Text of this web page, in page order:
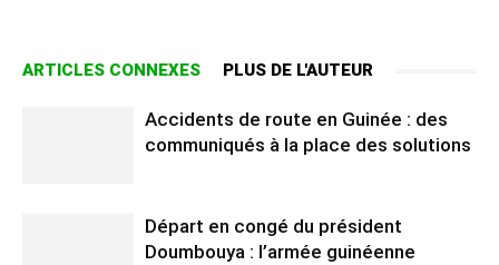
ARTICLES CONNEXES PLUS DE L'AUTEUR
Accidents de route en Guinée : des
communiqués à la place des solutions
Départ en congé du président
Doumbouya : l’armée guinéenne